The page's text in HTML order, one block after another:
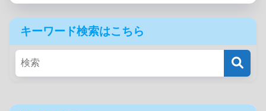
キーワード検索はこちら